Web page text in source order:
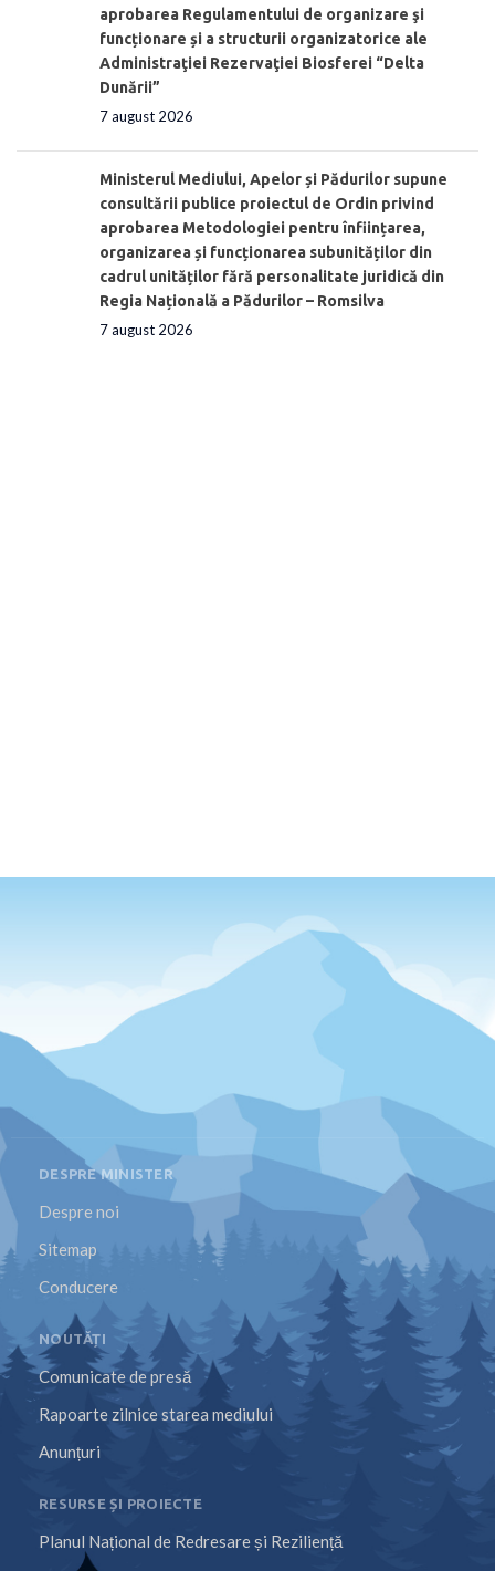
aprobarea Regulamentului de organizare şi
funcționare și a structurii organizatorice ale
Administraţiei Rezervaţiei Biosferei “Delta
Dunării”
7 august 2026
Ministerul Mediului, Apelor și Pădurilor supune
consultării publice proiectul de Ordin privind
aprobarea Metodologiei pentru înființarea,
organizarea și funcționarea subunităților din
cadrul unităților fără personalitate juridică din
Regia Națională a Pădurilor – Romsilva
7 august 2026
DESPRE MINISTER
Despre noi
Sitemap
Conducere
NOUTĂȚI
Comunicate de presă
Rapoarte zilnice starea mediului
Anunțuri
RESURSE ȘI PROIECTE
Planul Național de Redresare și Reziliență